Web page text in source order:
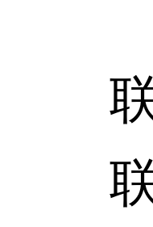
联
联